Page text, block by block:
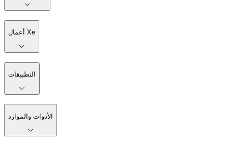
أعمال Xe
التطبيقات
الأدوات والموارد